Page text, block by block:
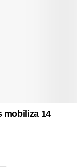
mobiliza 14